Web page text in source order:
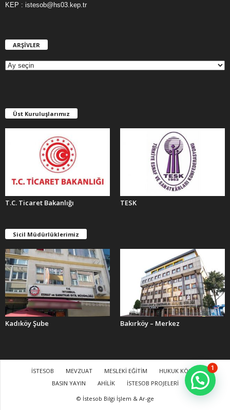
KEP : istesob@hs03.kep.tr
ARŞİVLER
E
R
Üst Kuruluşlarımız
T.C. Ticaret Bakanlığı TESK
Sicil Müdürlüklerimiz
Kadıköy Şube Bakırköy – Merkez
İSTESOB MEVZUAT MESLEKİ EĞİTİM
HUKUK KÖŞESİ
BASIN YAYIN
AHİLİK
İSTESOB PROJELERİ
© İstesob Bilgi İşlem & Ar-ge
1